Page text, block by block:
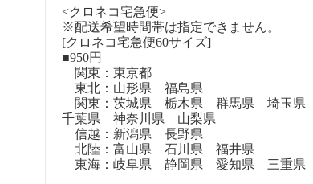
<クロネコ宅急便>
※配送希望時間帯は指定できません。
[クロネコ宅急便60サイズ]
■950円
関東：東京都
東北：山形県 福島県
関東：茨城県 栃木県 群馬県 埼玉県
千葉県 神奈川県 山梨県
信越：新潟県 長野県
北陸：富山県 石川県 福井県
東海：岐阜県 静岡県 愛知県 三重県